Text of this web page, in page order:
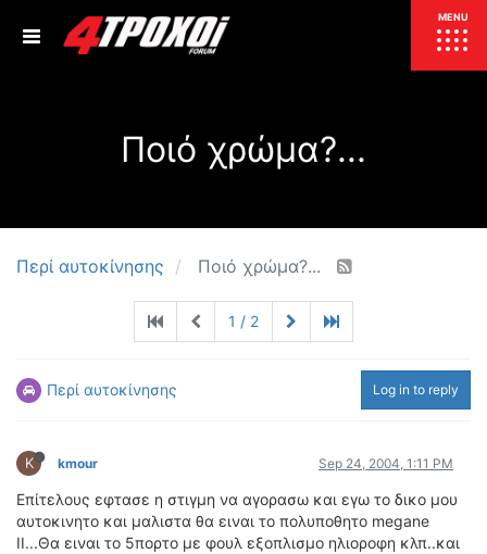
Ποιό χρώμα?...
Περί αυτοκίνησης Ποιό χρώμα?...
1 / 2
Περί αυτοκίνησης Log in to reply
K kmour Sep 24, 2004, 1:11 PM
Επίτελους εφτασε η στιγμη να αγορασω και εγω το δικο μου
αυτοκινητο και μαλιστα θα ειναι το πολυποθητο megane
II...Θα ειναι το 5πορτο με φουλ εξοπλισμο ηλιοροφη κλπ..και
ΣΥΓΚΡΙΤΙΚΕΣ ΔΟΚΙΜΕΣ
ΕΙΔΙΚΕΣ ΔΙΑΔΡΟΜΕΣ
ΟΔΟΙΠΟΡΙΚΑ
VIDEO